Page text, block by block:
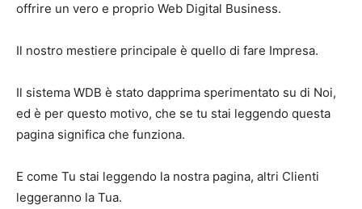
offrire un vero e proprio Web Digital Business.
Il nostro mestiere principale è quello di fare Impresa.
Il sistema WDB è stato dapprima sperimentato su di Noi,
ed è per questo motivo, che se tu stai leggendo questa
pagina significa che funziona.
E come Tu stai leggendo la nostra pagina, altri Clienti
leggeranno la Tua.